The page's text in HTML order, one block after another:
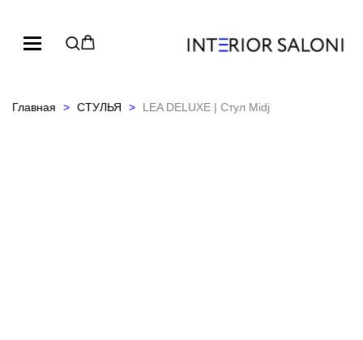
Главная СТУЛЬЯ LEA DELUXE | Стул Midj